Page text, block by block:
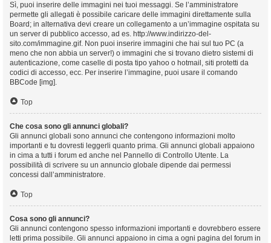
Sì, puoi inserire delle immagini nei tuoi messaggi. Se l’amministratore
permette gli allegati è possibile caricare delle immagini direttamente sulla
Board; in alternativa devi creare un collegamento a un’immagine ospitata su
un server di pubblico accesso, ad es. http://www.indirizzo-del-
sito.com/immagine.gif. Non puoi inserire immagini che hai sul tuo PC (a
meno che non abbia un server!) o immagini che si trovano dietro sistemi di
autenticazione, come caselle di posta tipo yahoo o hotmail, siti protetti da
codici di accesso, ecc. Per inserire l’immagine, puoi usare il comando
BBCode [img].
Top
Che cosa sono gli annunci globali?
Gli annunci globali sono annunci che contengono informazioni molto
importanti e tu dovresti leggerli quanto prima. Gli annunci globali appaiono
in cima a tutti i forum ed anche nel Pannello di Controllo Utente. La
possibilità di scrivere su un annuncio globale dipende dai permessi
concessi dall’amministratore.
Top
Cosa sono gli annunci?
Gli annunci contengono spesso informazioni importanti e dovrebbero essere
letti prima possibile. Gli annunci appaiono in cima a ogni pagina del forum in